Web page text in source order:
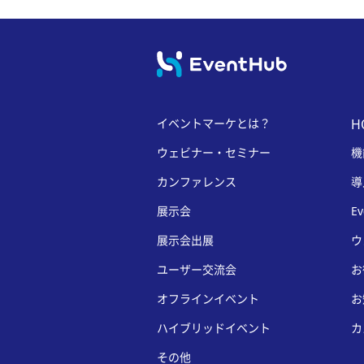
イベントマーケとは？
ウェビナー・セミナー
カンファレンス
展示会
展示会出展
ユーザー交流会
オフラインイベント
ハイブリッドイベント
その他